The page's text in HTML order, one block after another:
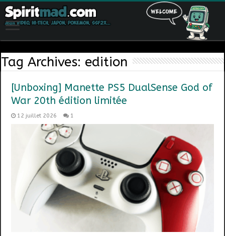
Tag Archives: edition
[Unboxing] Manette PS5 DualSense God of
War 20th édition limitée
12 juillet 2026 1